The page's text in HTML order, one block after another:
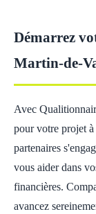
Démarrez
Martin-de-
Avec
pour votre projet
partenaires
vous aider dans
financières.
avancez